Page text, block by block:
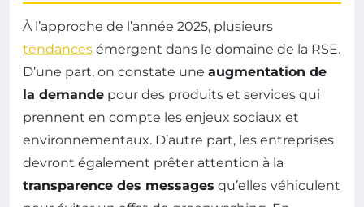
À l’approche de l’année 2025, plusieurs
tendances émergent dans le domaine de la RSE.
D’une part, on constate une augmentation de
la demande pour des produits et services qui
prennent en compte les enjeux sociaux et
environnementaux. D’autre part, les entreprises
devront également prêter attention à la
transparence des messages qu’elles véhiculent